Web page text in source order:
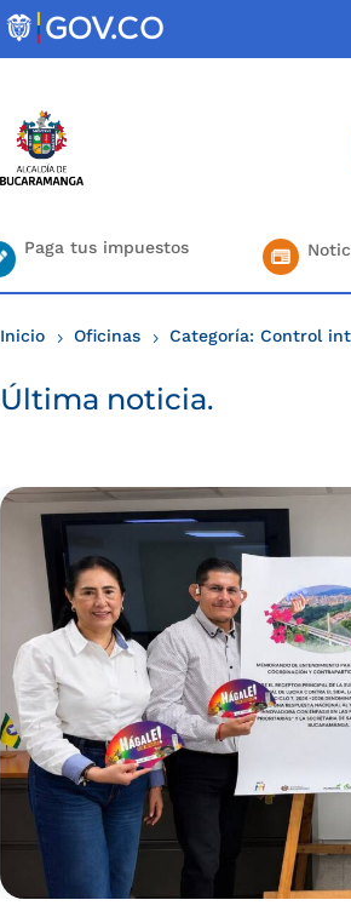
Paga tus impuestos
Inicio 5 Oficinas 5 Categoría: Control
Última noticia.